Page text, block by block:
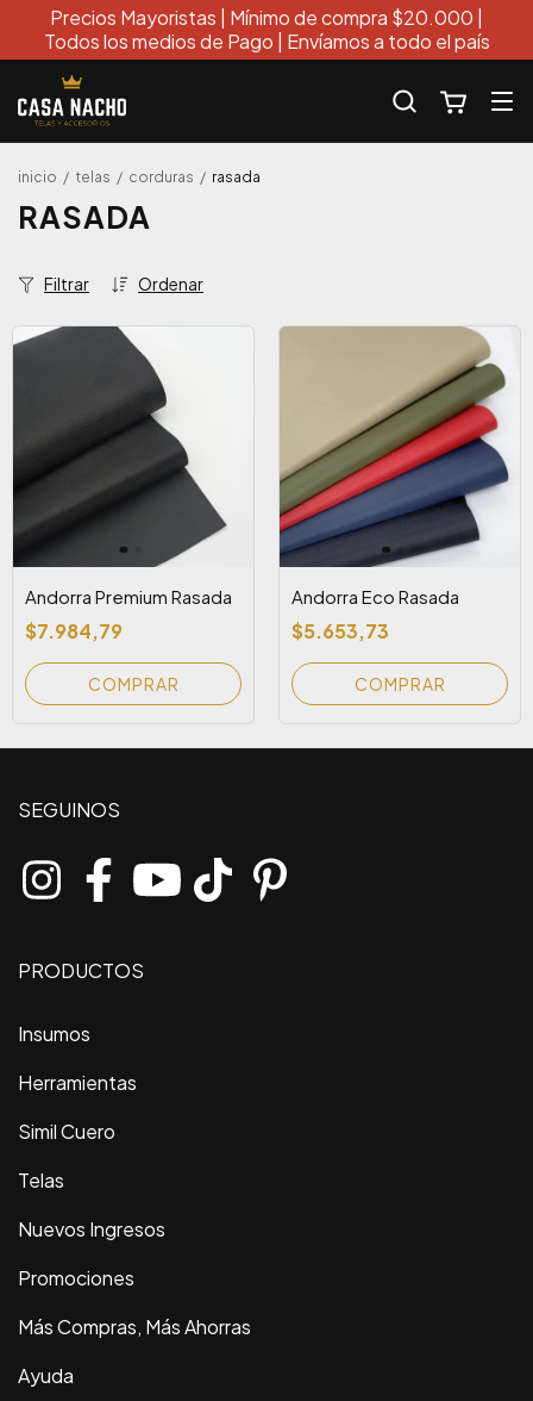
Precios Mayoristas | Mínimo de compra $20.000 |
Todos los medios de Pago | Envíamos a todo el país
inicio / telas / corduras / rasada
RASADA
Ordenar
Filtrar
Andorra Premium Rasada
$7.984,79
Andorra Eco Rasada
$5.653,73
COMPRAR
SEGUINOS
PRODUCTOS
Insumos
Herramientas
Simil Cuero
Telas
Nuevos Ingresos
Promociones
Más Compras, Más Ahorras
Ayuda